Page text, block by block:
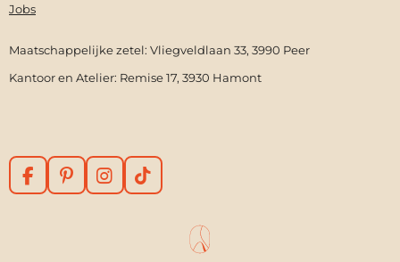
Jobs
Maatschappelijke zetel: Vliegveldlaan 33, 3990 Peer
Kantoor en Atelier: Remise 17, 3930 Hamont
F
a
P
i
I
n
T
i